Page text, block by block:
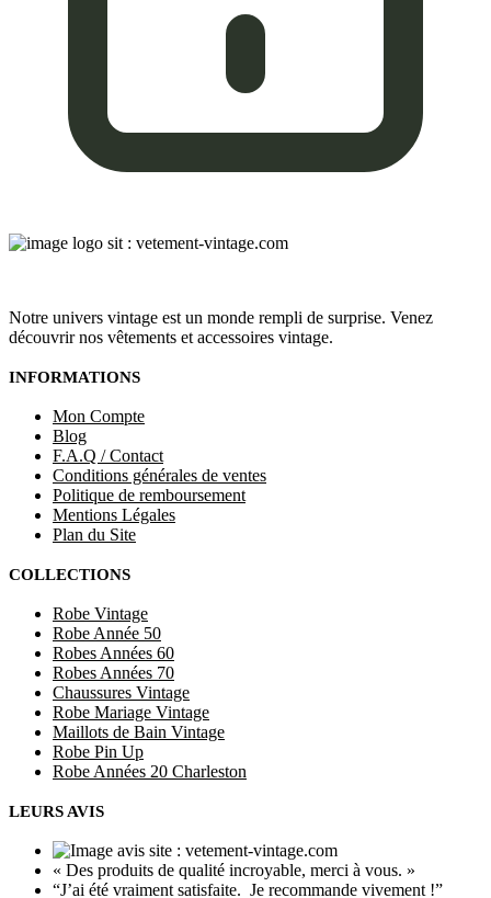
Notre univers vintage est un monde rempli de surprise. Venez
découvrir nos vêtements et accessoires vintage.
INFORMATIONS
Mon Compte
Blog
F.A.Q / Contact
Conditions générales de ventes
Politique de remboursement
Mentions Légales
Plan du Site
COLLECTIONS
Robe Vintage
Robe Année 50
Robes Années 60
Robes Années 70
Chaussures Vintage
Robe Mariage Vintage
Maillots de Bain Vintage
Robe Pin Up
Robe Années 20 Charleston
LEURS AVIS
« Des produits de qualité incroyable, merci à vous. »
“J’ai été vraiment satisfaite. Je recommande vivement !”